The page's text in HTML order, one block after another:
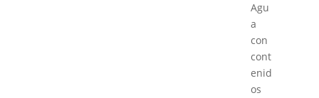
Agu
a
con
cont
enid
os